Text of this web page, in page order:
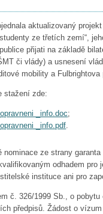
aktualizovaný
ze třetích zemí“,
přijati na základě
či vlády) a usnesení
mobility a Fulbrightova
stažení zde:
_info.doc;
_info.pdf
ze strany
odhadem pro
instituce ani pro
č. 326/1999 Sb., o
předpisů. Žádost o